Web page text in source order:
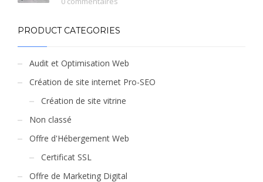
PRODUCT CATEGORIES
Audit et Optimisation Web
Création de site internet Pro-SEO
Création de site vitrine
Non classé
Offre d'Hébergement Web
Certificat SSL
Offre de Marketing Digital